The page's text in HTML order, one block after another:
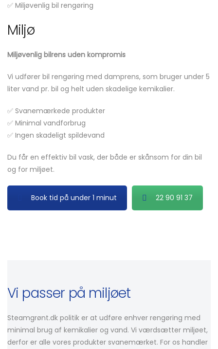
✅ Miljøvenlig bil rengøring
Miljø
Miljøvenlig bilrens uden kompromis
Vi udfører bil rengøring med damprens, som bruger under 5
liter vand pr. bil og helt uden skadelige kemikalier.
✅ Svanemærkede produkter
✅ Minimal vandforbrug
✅ Ingen skadeligt spildevand
Du får en effektiv bil vask, der både er skånsom for din bil
og for miljøet.
Book tid på under 1 minut 22 90 91 37
Vi passer på miljøet
Steamgrønt.dk politik er at udføre enhver rengøring med
minimal brug af kemikalier og vand. Vi værdsætter miljøet,
derfor er alle vores produkter svanemærket. For os handler